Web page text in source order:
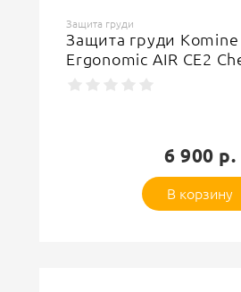
Защита груди
Защита груди Komine
Ergonomic AIR CE2
6 900 р.
В корзину